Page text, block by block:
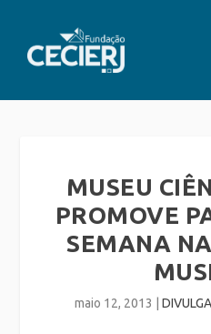
MUSEU
PROMOVE
SEMANA
maio 12, 2013